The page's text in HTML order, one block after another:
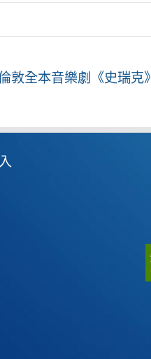
敦全本音樂劇《史瑞克》